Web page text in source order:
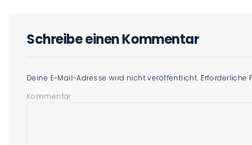
Schreibe einen Kommentar
Deine E-Mail-Adresse wird nicht veröffentlicht. Erforderliche
Kommentar